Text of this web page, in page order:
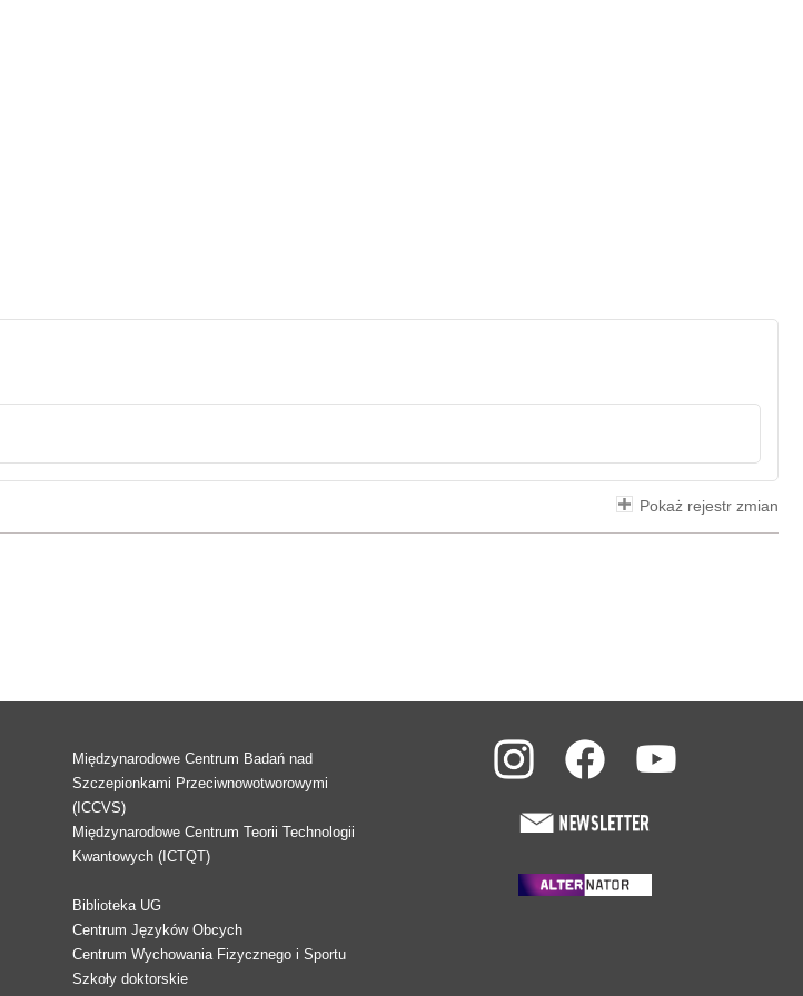
Pokaż rejestr zmian
Międzynarodowe Centrum Badań nad
Szczepionkami Przeciwnowotworowymi
(ICCVS)
Międzynarodowe Centrum Teorii Technologii
Kwantowych (ICTQT)
Biblioteka UG
Centrum Języków Obcych
Centrum Wychowania Fizycznego i Sportu
Szkoły doktorskie